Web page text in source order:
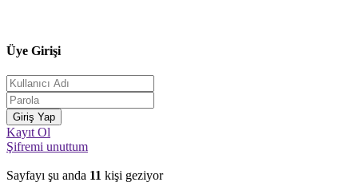
Üye Girişi
Kayıt Ol
Şifremi unuttum
Sayfayı şu anda 11 kişi geziyor